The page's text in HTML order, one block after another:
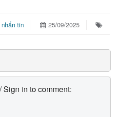
nhắn tin 25/09/2025
in to comment: